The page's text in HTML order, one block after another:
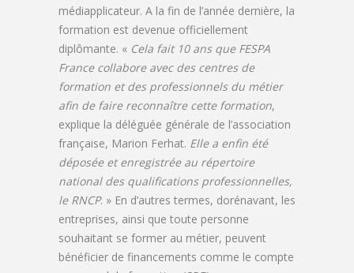
médiapplicateur. A la fin de l’année dernière, la
formation est devenue officiellement
diplômante. « Cela fait 10 ans que FESPA
France collabore avec des centres de
formation et des professionnels du métier
afin de faire reconnaître cette formation,
explique la déléguée générale de l’association
française, Marion Ferhat. Elle a enfin été
déposée et enregistrée au répertoire
national des qualifications professionnelles,
le RNCP. » En d’autres termes, dorénavant, les
entreprises, ainsi que toute personne
souhaitant se former au métier, peuvent
bénéficier de financements comme le compte